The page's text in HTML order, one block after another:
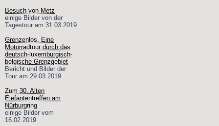
Besuch von Metz
einige Bilder von der
Tagestour am 31.03.2019
Grenzenlos, Eine
Motorradtour durch das
deutsch-luxemburgisch-
belgische Grenzgebiet
Bericht und Bilder der
Tour am 29.03.2019
Zum 30. Alten
Elefantentreffen am
Nürburgring
einige Bilder vom
16.02.2019